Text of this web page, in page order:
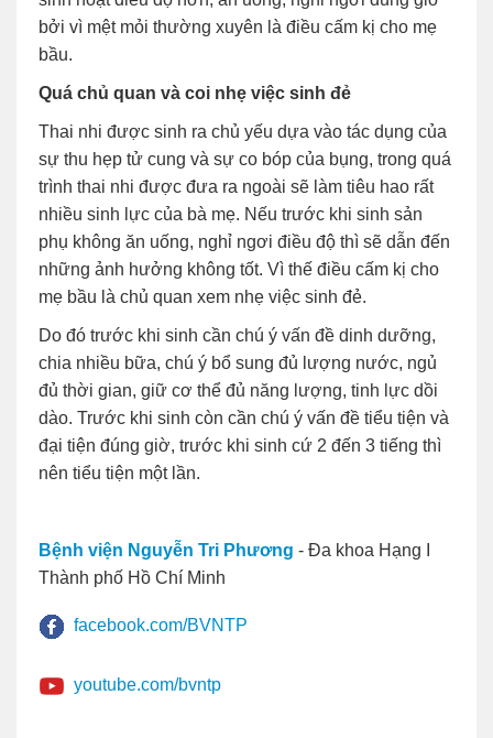
bởi vì mệt mỏi thường xuyên là điều cấm kị cho mẹ
bầu.
Quá chủ quan và coi nhẹ việc sinh đẻ
Thai nhi được sinh ra chủ yếu dựa vào tác dụng của
sự thu hẹp tử cung và sự co bóp của bụng, trong quá
trình thai nhi được đưa ra ngoài sẽ làm tiêu hao rất
nhiều sinh lực của bà mẹ. Nếu trước khi sinh sản
phụ không ăn uống, nghỉ ngơi điều độ thì sẽ dẫn đến
những ảnh hưởng không tốt. Vì thế điều cấm kị cho
mẹ bầu là chủ quan xem nhẹ việc sinh đẻ.
Do đó trước khi sinh cần chú ý vấn đề dinh dưỡng,
chia nhiều bữa, chú ý bổ sung đủ lượng nước, ngủ
đủ thời gian, giữ cơ thể đủ năng lượng, tinh lực dồi
dào. Trước khi sinh còn cần chú ý vấn đề tiểu tiện và
đại tiện đúng giờ, trước khi sinh cứ 2 đến 3 tiếng thì
nên tiểu tiện một lần.
Bệnh viện Nguyễn Tri Phương - Đa khoa Hạng I
Thành phố Hồ Chí Minh
facebook.com/BVNTP
youtube.com/bvntp